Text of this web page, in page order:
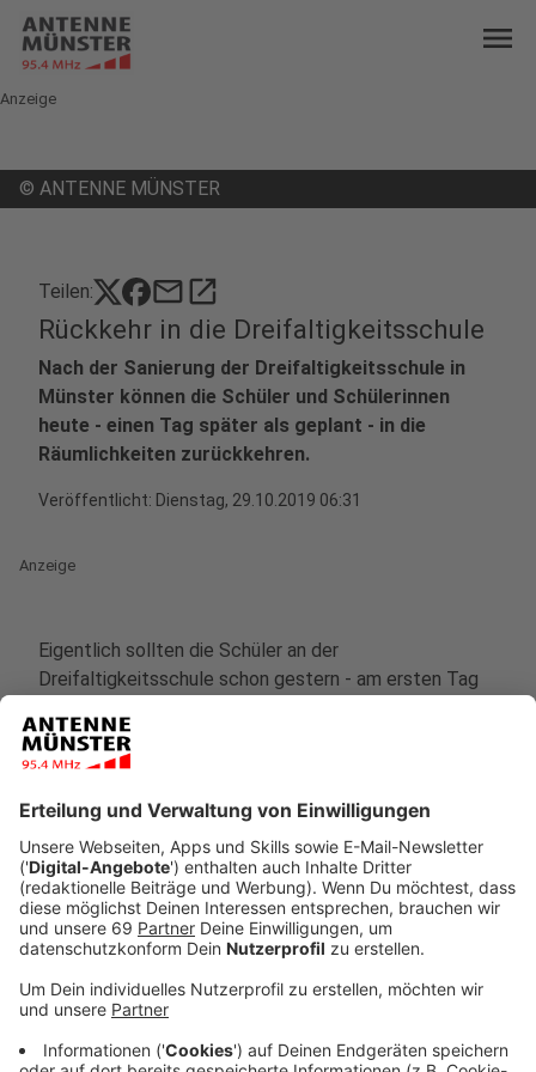
menu
Anzeige
© ANTENNE MÜNSTER
Teilen: mailopen_in_new
Rückkehr in die Dreifaltigkeitsschule
Nach der Sanierung der Dreifaltigkeitsschule in
Münster können die Schüler und Schülerinnen
heute - einen Tag später als geplant - in die
Räumlichkeiten zurückkehren.
Veröffentlicht: Dienstag, 29.10.2019 06:31
Anzeige
Eigentlich sollten die Schüler an der
Dreifaltigkeitsschule schon gestern - am ersten Tag
zurückkehren. Letztlich war jedoch nicht alles
pünktlich fertig geworden. Die Jungen und Mädchen
Wienburpark verbracht.
Anzeige
Heute können die fast 300 Kinder aber ihre neuen
Räume in der Schule beziehen. Für insgesamt 5,3
Millionen Euro hatte die Stadt die Gebäude saniert und
an- und ausgebaut. Die Schüler waren deshalb zuletzt